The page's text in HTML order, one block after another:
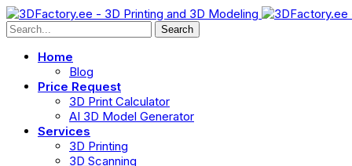
Search
Home
Blog
Price Request
3D Print Calculator
AI 3D Model Generator
Services
3D Printing
3D Scanning